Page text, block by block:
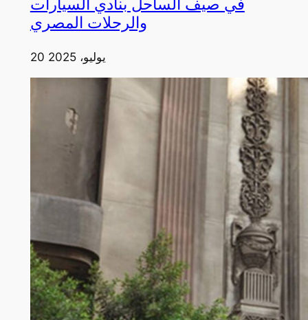
في صيف الساحل بنادي السيارات
والرحلات المصري
20 يوليو، 2025